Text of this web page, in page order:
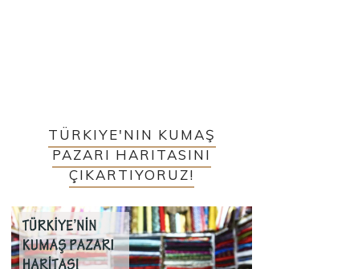
TÜRKIYE'NIN KUMAŞ
PAZARI HARITASINI
ÇIKARTIYORUZ!